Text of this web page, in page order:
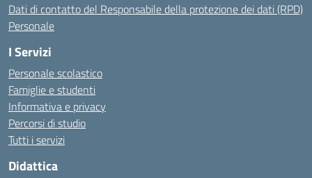
Dati di contatto del Responsabile della protezione dei dati (RPD)
Personale
I Servizi
Personale scolastico
Famiglie e studenti
Informativa e privacy
Percorsi di studio
Tutti i servizi
Didattica